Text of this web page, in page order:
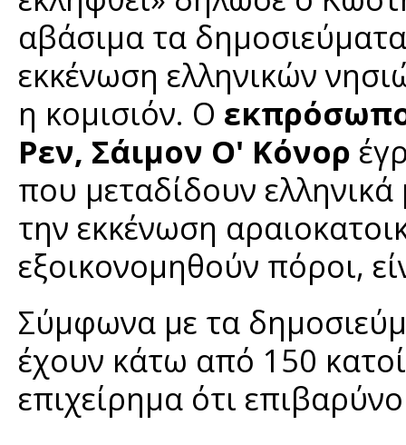
αβάσιμα τα
εκκένωση ελληνικών
η κομισιόν. Ο
Ρεν, Σάιμον Ο' Κόνορ
που μεταδίδουν
την εκκένωση
εξοικονομηθούν πόροι,
Σύμφωνα με τα
έχουν κάτω από 150
επιχείρημα ότι